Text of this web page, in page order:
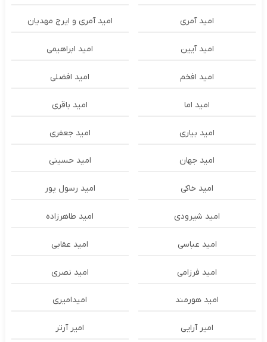
امید آمری امید آمری و ایرج مهدیان
امید آیین امید ابراهیمی
امید افخم امید افضلی
امید اما امید باقری
امید بیاری امید جعفری
امید جهان امید حسینی
امید خاکی امید رسول پور
امید شیرودی امید طاهرزاده
امید عباسی امید عقابی
امید فرزامی امید نصری
امید هورمند امیدامیری
امیر آرایی امیر آرتر